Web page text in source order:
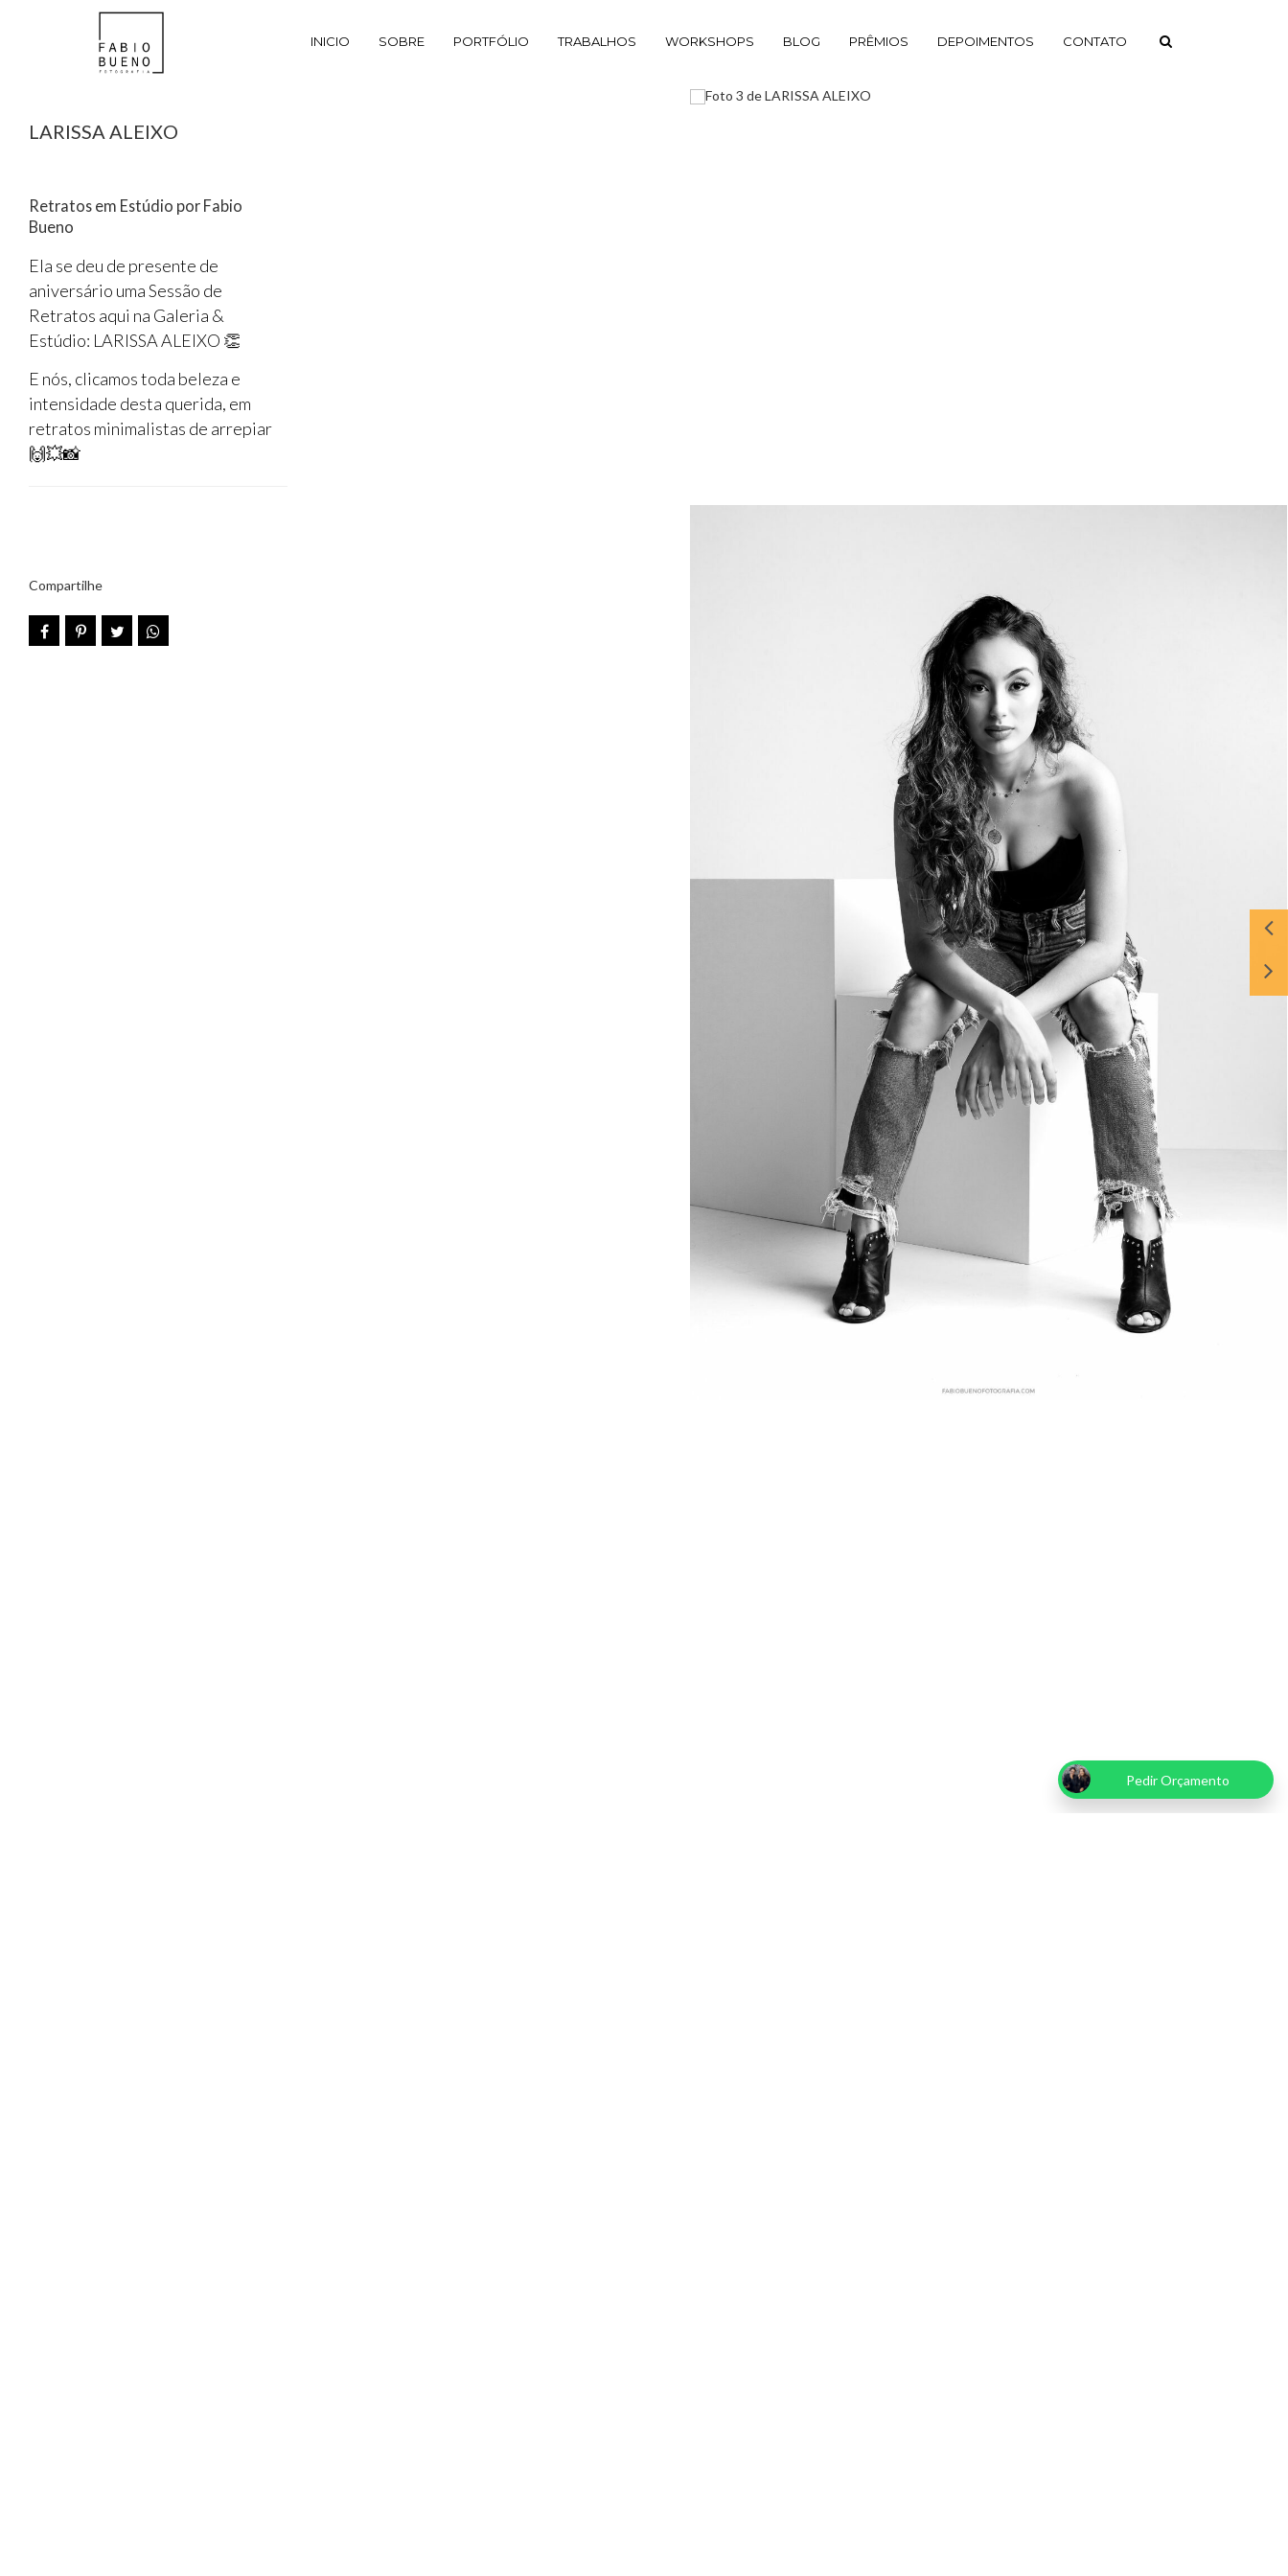
INICIO SOBRE PORTFÓLIO TRABALHOS WORKSHOPS BLOG PRÊMIOS DEPOIMENTOS CONTATO
LARISSA ALEIXO
Retratos em Estúdio por Fabio
Bueno
Ela se deu de presente de
aniversário uma Sessão de
Retratos aqui na Galeria &
Estúdio: LARISSA ALEIXO 👏
E nós, clicamos toda beleza e
intensidade desta querida, em
retratos minimalistas de arrepiar
🙌💥📸
Compartilhe
Pedir Orçamento